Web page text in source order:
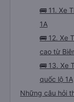
🚌 11. Xe
1A
🚌 12. Xe
cao từ
🚌 13. Xe
quốc lộ 1A
Những câu hỏi